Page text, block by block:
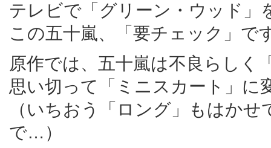
テレビで「グリーン・ウッド」
この五十嵐、「要チェック」で
原作では、五十嵐は不良らしく
思い切って「ミニスカート」に
（いちおう「ロング」もはか
で…）